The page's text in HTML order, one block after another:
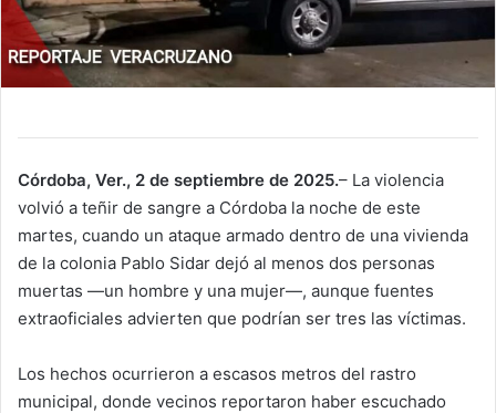
Córdoba, Ver., 2 de septiembre de 2025.– La violencia
volvió a teñir de sangre a Córdoba la noche de este
martes, cuando un ataque armado dentro de una vivienda
de la colonia Pablo Sidar dejó al menos dos personas
muertas —un hombre y una mujer—, aunque fuentes
extraoficiales advierten que podrían ser tres las víctimas.
Los hechos ocurrieron a escasos metros del rastro
municipal, donde vecinos reportaron haber escuchado